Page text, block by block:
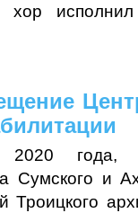
хор
года, с
Сумского и
Троицкого